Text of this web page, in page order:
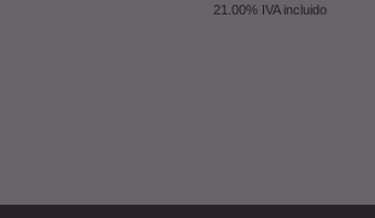
21.00% IVA incluido